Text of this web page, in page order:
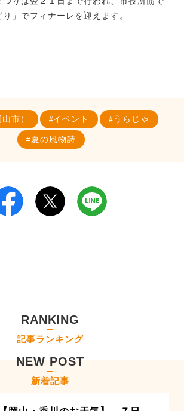
」でフィナーレを迎えます。
市） イベント うらじゃ
夏の風物詩
RANKING
記事ランキング
NEW POST
新着記事